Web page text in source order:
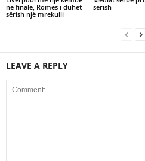
në finale, Romës i duhet
sërish një mrekulli
serish
LEAVE A REPLY